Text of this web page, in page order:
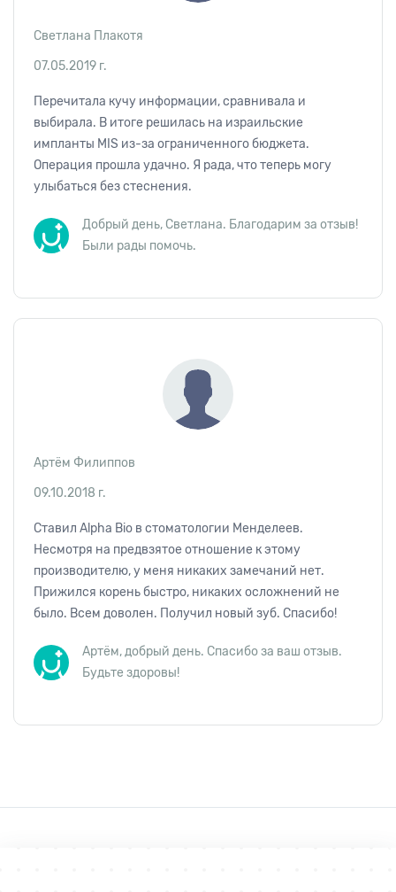
Светлана Плакотя
07.05.2019 г.
Перечитала кучу информации, сравнивала и
выбирала. В итоге решилась на израильские
импланты MIS из-за ограниченного бюджета.
Операция прошла удачно. Я рада, что теперь могу
улыбаться без стеснения.
Добрый день, Светлана. Благодарим за отзыв!
Были рады помочь.
Артём Филиппов
09.10.2018 г.
Ставил Alpha Bio в стоматологии Менделеев.
Несмотря на предвзятое отношение к этому
производителю, у меня никаких замечаний нет.
Прижился корень быстро, никаких осложнений не
было. Всем доволен. Получил новый зуб. Спасибо!
Артём, добрый день. Спасибо за ваш отзыв.
Будьте здоровы!